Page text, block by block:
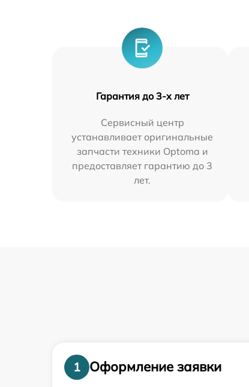
Гарантия до 3-х лет
Сервисный центр
устанавливает оригинальные
запчасти техники Optoma и
предоставляет гарантию до 3
лет.
1
Оформление заявки